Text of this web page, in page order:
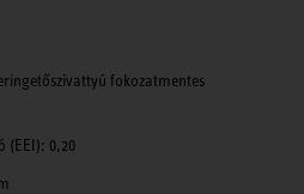
fokozatmentes
(EEI): 0,20